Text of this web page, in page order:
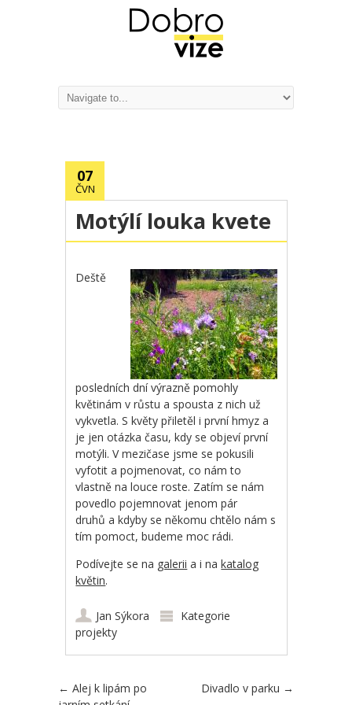
07
ČVN
Motýlí louka kvete
Deště
posledních dní výrazně pomohly
květinám v růstu a spousta z nich už
vykvetla. S květy přiletěl i první hmyz a
je jen otázka času, kdy se objeví první
motýli. V mezičase jsme se pokusili
vyfotit a pojmenovat, co nám to
vlastně na louce roste. Zatím se nám
povedlo pojemnovat jenom pár
druhů a kdyby se někomu chtělo nám s
tím pomoct, budeme moc rádi.
Podívejte se na galerii a i nakatalog
květin.
Jan Sýkora
Kategorie
projekty
Post navigation
← Alej k lipám po
Divadlo v parku →